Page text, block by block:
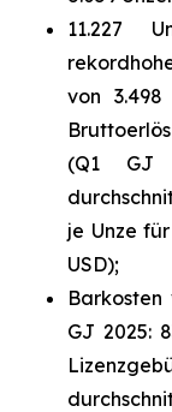
11.227
von
(Q1 GJ
je Unze
USD);
GJ 2025: